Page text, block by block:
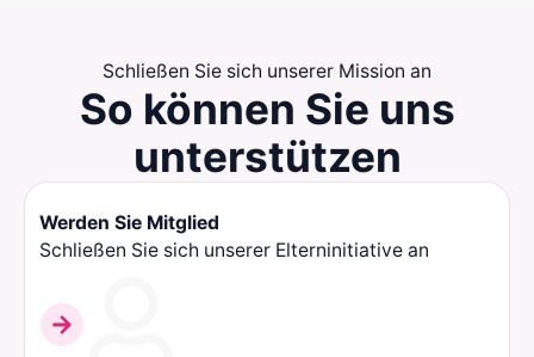
Schließen Sie sich unserer Mission an
So können Sie uns
unterstützen
Werden Sie Mitglied
Schließen Sie sich unserer Elterninitiative an